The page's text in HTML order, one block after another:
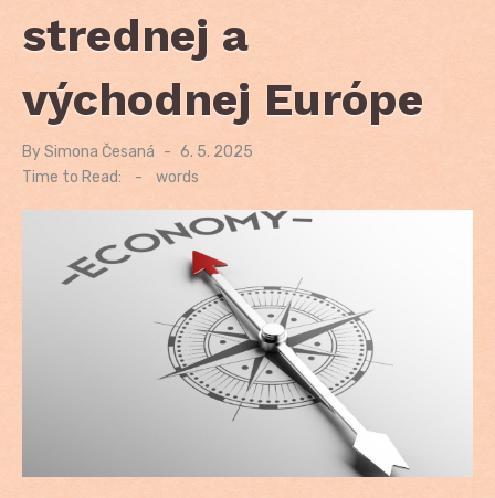
strednej a
východnej Európe
BySimona Česaná
Posted
on
6. 5. 2025
Time to Read:
- words